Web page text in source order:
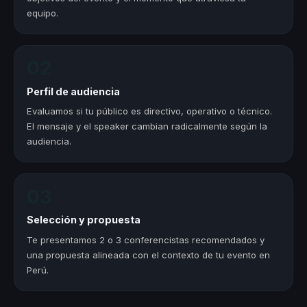
equipo.
Perfil de audiencia
Evaluamos si tu público es directivo, operativo o técnico.
El mensaje y el speaker cambian radicalmente según la
audiencia.
Selección y propuesta
Te presentamos 2 o 3 conferencistas recomendados y
una propuesta alineada con el contexto de tu evento en
Perú.